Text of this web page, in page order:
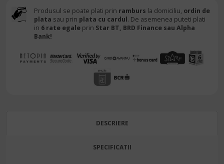
Produsul se poate plati prin ramburs la domiciliu, ordin de
plata sau prin plata cu cardul. De asemenea puteti plati
in 6 rate egale prin Star BT, BRD Finance sau Alpha
Bank!
DESCRIERE
SPECIFICATII